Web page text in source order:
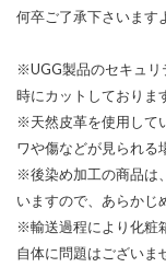
何卒ご了承下さいます
※UGG製品のセキュリ
時にカットしておりま
※天然皮革を使用して
ワや傷などが見られる
※後染め加工の商品は
いますので、あらかじ
※輸送過程により化粧
自体に問題はございま